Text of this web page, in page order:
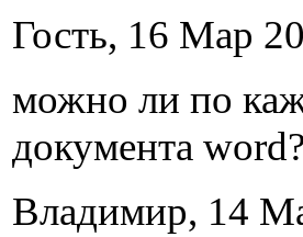
Гость, 16 Мар
можно ли по
документа word?
Владимир, 14